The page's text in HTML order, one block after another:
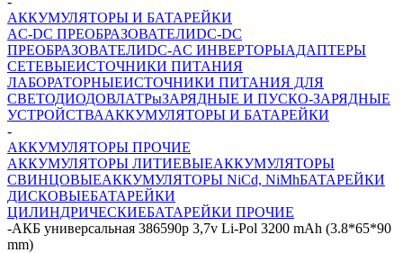
АККУМУЛЯТОРЫ И БАТАРЕЙКИ
AC-DC ПРЕОБРАЗОВАТЕЛИDC-DC
ПРЕОБРАЗОВАТЕЛИDC-AC ИНВЕРТОРЫАДАПТЕРЫ
СЕТЕВЫЕИСТОЧНИКИ ПИТАНИЯ
ЛАБОРАТОРНЫЕИСТОЧНИКИ ПИТАНИЯ ДЛЯ
СВЕТОДИОДОВЛАТРыЗАРЯДНЫЕ И ПУСКО-ЗАРЯДНЫЕ
УСТРОЙСТВААККУМУЛЯТОРЫ И БАТАРЕЙКИ
-
АККУМУЛЯТОРЫ ПРОЧИЕ
АККУМУЛЯТОРЫ ЛИТИЕВЫЕАККУМУЛЯТОРЫ
СВИНЦОВЫЕАККУМУЛЯТОРЫ NiCd, NiMhБАТАРЕЙКИ
ДИСКОВЫЕБАТАРЕЙКИ
ЦИЛИНДРИЧЕСКИЕБАТАРЕЙКИ ПРОЧИЕ
-АКБ универсальная 386590p 3,7v Li-Pol 3200 mAh (3.8*65*90
mm)